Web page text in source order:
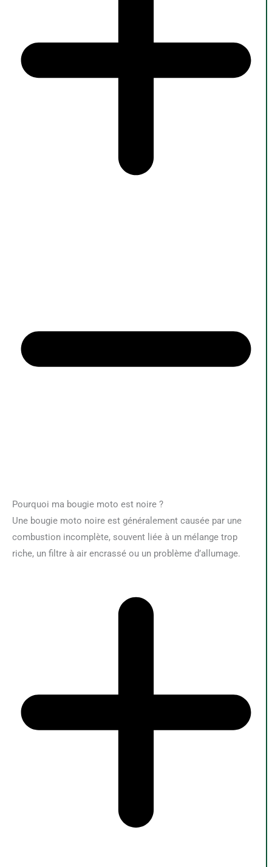
Pourquoi ma bougie moto est noire ?
Une bougie moto noire est généralement causée par une
combustion incomplète, souvent liée à un mélange trop
riche, un filtre à air encrassé ou un problème d’allumage.